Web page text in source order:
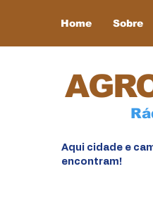
Home Sobre
Aqui cidade e
encontram!